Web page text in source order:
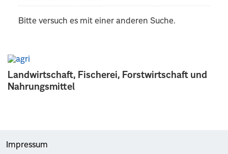
Landwirtschaft, Fischerei, Forstwirtschaft und
Nahrungsmittel
Bitte versuch es mit einer anderen Suche.
Impressum